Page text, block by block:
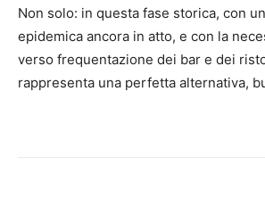
Non solo: in questa fase storica, con
epidemica ancora in atto, e con la
verso frequentazione dei bar e dei
rappresenta una perfetta alternativa,